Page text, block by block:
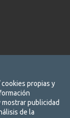
su reproducción
idioma sin
un producto de
propias y
publicidad
de la